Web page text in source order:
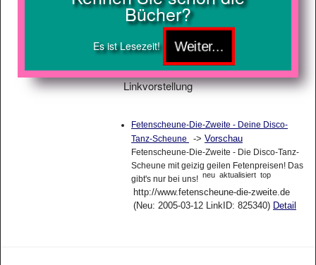
Bücher?
Es ist Lesezeit!
Linkvorstellung
Fetenscheune-Die-Zweite - Deine Disco-
Tanz-Scheune
-> Vorschau
Fetenscheune-Die-Zweite - Die Disco-Tanz-
Scheune mit geizig geilen Fetenpreisen! Das
gibt's nur bei uns! neu aktualisiert top
http://www.fetenscheune-die-zweite.de
(Neu: 2005-03-12 LinkID: 825340) Detail